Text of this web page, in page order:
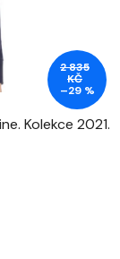
Kolekce 2021.
2 835
KČ
–29 %